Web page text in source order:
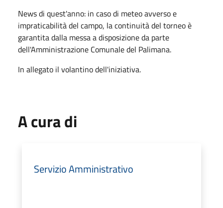
News di quest'anno: in caso di meteo avverso e
impraticabilità del campo, la continuità del torneo è
garantita dalla messa a disposizione da parte
dell'Amministrazione Comunale del Palimana.
In allegato il volantino dell'iniziativa.
A cura di
Servizio Amministrativo